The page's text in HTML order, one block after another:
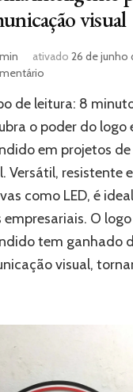
visual
ativado 26 de junho
em
PVC
uma
escolha
inteligente
para
comunicação
visual
de leitura: 8
o poder do logo
em projetos
Versátil, resistente
como LED, é
empresariais. O
tem ganhado
visual,